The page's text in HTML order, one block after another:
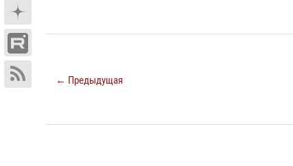
← Предыдущая